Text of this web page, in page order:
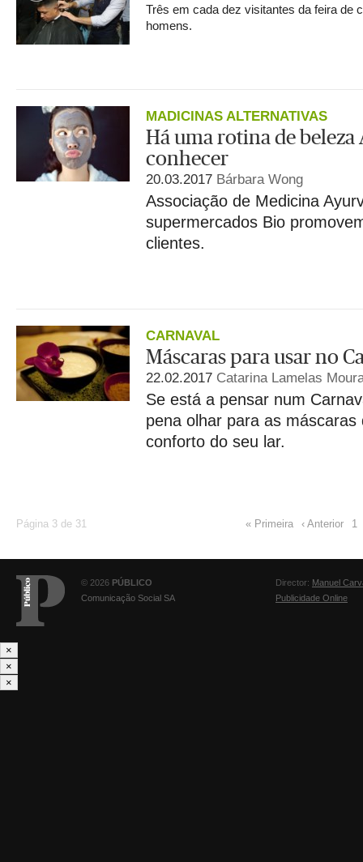
Três em cada dez visitantes da feira de
homens.
MADICINAS ALTERNATIVAS
Há uma rotina de beleza
conhecer
20.03.2017 Bárbara Wong
Associação de Medicina
supermercados Bio
clientes.
CARNAVAL
Máscaras para usar no
22.02.2017 Catarina Lamelas
Se está a pensar num
pena olhar para as máscaras
conforto do seu lar.
Página 3 de 31 « Primeira ‹ Anterior 1
© 2026 PÚBLICO
Comunicação Social SA
Director: Manuel
Publicidade Online
×
×
×